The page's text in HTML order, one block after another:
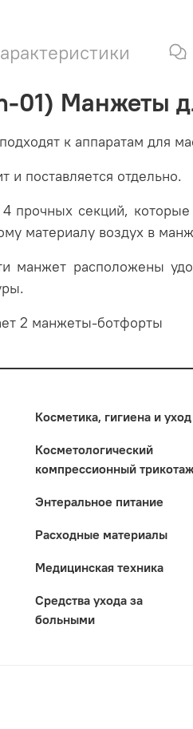
01) Манжеты
к аппаратам для
и поставляется отдельно.
прочных секций,
материалу воздух в
манжет расположены
2 манжеты-ботфорты
Косметика, гигиена и уход
Коcметологический
компрессионный
Энтеральное питание
Расходные материалы
Медицинская техника
Средства ухода за
больными